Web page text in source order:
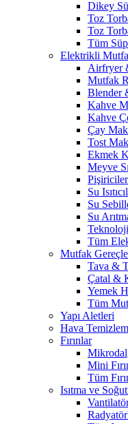
Dikey
Toz
Toz
Tüm
Elektrikli
Airfryer
Mutfak
Blender
Kahve
Kahve
Çay
Tost
Ekmek
Meyve
Pişiriciler
Su
Su
Su
Tüm
Mutfak
Tava &
Çatal &
Yemek
Tüm
Yapı Aletleri
Hava
Fırınlar
Mini
Tüm
Isıtma ve